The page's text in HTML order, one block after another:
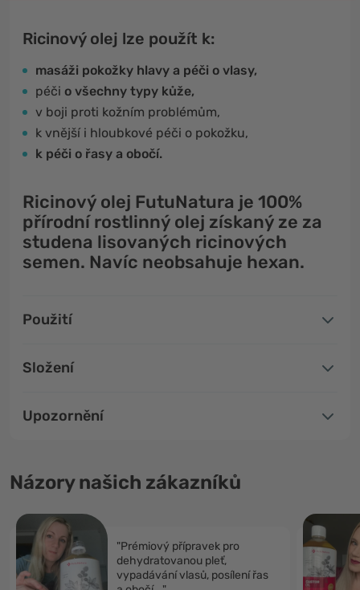
Ricinový olej lze použít k:
masáži pokožky hlavy a péči o vlasy,
péči o všechny typy kůže,
v boji proti kožním problémům,
k vnější i hloubkové péči o pokožku,
k péči o řasy a obočí.
Ricinový olej FutuNatura je 100%
přírodní rostlinný olej získaný ze za
studena lisovaných ricinových
semen. Navíc neobsahuje hexan.
Použití
Složení
Upozornění
Názory našich zákazníků
"Prémiový přípravek pro
dehydratovanou pleť,
vypadávání vlasů, posílení řas